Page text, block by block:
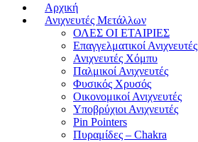
Αρχική
Ανιχνευτές Μετάλλων
ΟΛΕΣ ΟΙ ΕΤΑΙΡΙΕΣ
Επαγγελματικοί Ανιχνευτές
Ανιχνευτές Χόμπυ
Παλμικοί Ανιχνευτές
Φυσικός Χρυσός
Οικονομικοί Ανιχνευτές
Υποβρύχιοι Ανιχνευτές
Pin Pointers
Πυραμίδες – Chakra